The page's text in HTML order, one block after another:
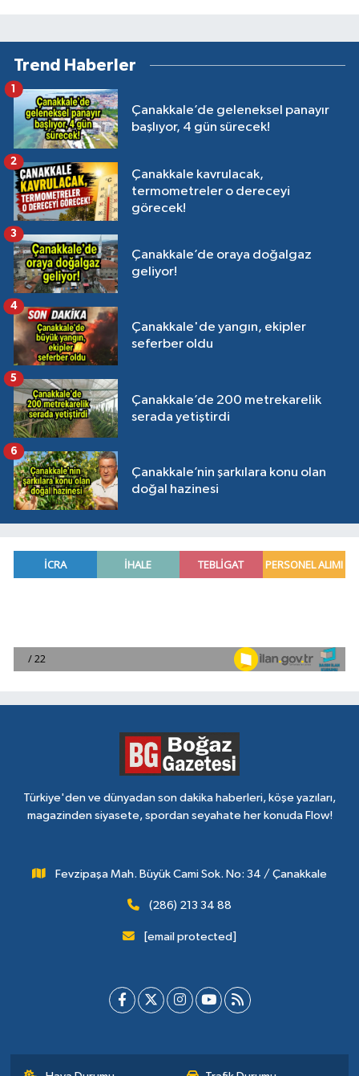
Trend Haberler
Çanakkale’de geleneksel panayır
başlıyor, 4 gün sürecek!
1
Çanakkale kavrulacak,
termometreler o dereceyi
görecek!
2
Çanakkale’de oraya doğalgaz
geliyor!
3
Çanakkale'de yangın, ekipler
seferber oldu
4
Çanakkale’de 200 metrekarelik
serada yetiştirdi
5
Çanakkale’nin şarkılara konu olan
doğal hazinesi
6
Türkiye'den ve dünyadan son dakika haberleri, köşe yazıları,
magazinden siyasete, spordan seyahate her konuda Flow!
Fevzipaşa Mah. Büyük Cami Sok. No: 34 / Çanakkale
(286) 213 34 88
[email protected]